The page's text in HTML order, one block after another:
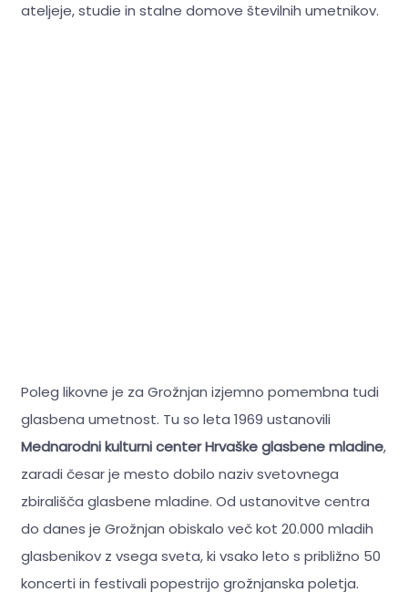
ateljeje, studie in stalne domove številnih umetnikov.
Poleg likovne je za Grožnjan izjemno pomembna tudi
glasbena umetnost. Tu so leta 1969 ustanovili
Mednarodni kulturni center Hrvaške glasbene mladine,
zaradi česar je mesto dobilo naziv svetovnega
zbirališča glasbene mladine. Od ustanovitve centra
do danes je Grožnjan obiskalo več kot 20.000 mladih
glasbenikov z vsega sveta, ki vsako leto s približno 50
koncerti in festivali popestrijo grožnjanska poletja.